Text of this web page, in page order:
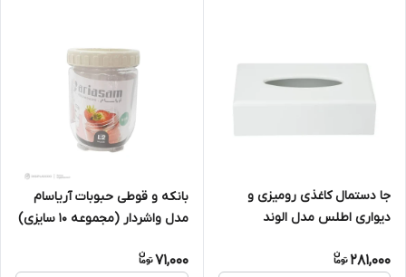
جا دستمال کاغذی رومیزی و
دیواری اطلس مدل الوند
281,000
بانکه و قوطی حبوبات آریاسام
مدل واشردار (مجموعه ۱۰ سایزی)
71,000